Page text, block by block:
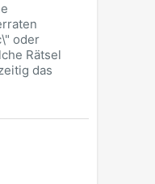
oder
Rätsel
das